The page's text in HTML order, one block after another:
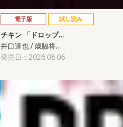
電子版 試し読み
チキン 「ドロップ…
井口達也 / 歳脇将…
発売日：2026.08.06